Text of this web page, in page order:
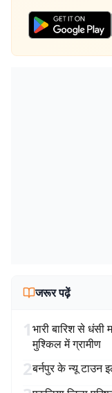
जरूर पढ़ें
1भारी बारिश से
मुश्किल में ग्रामीण
2बर्नपुर के न्यू टाउन